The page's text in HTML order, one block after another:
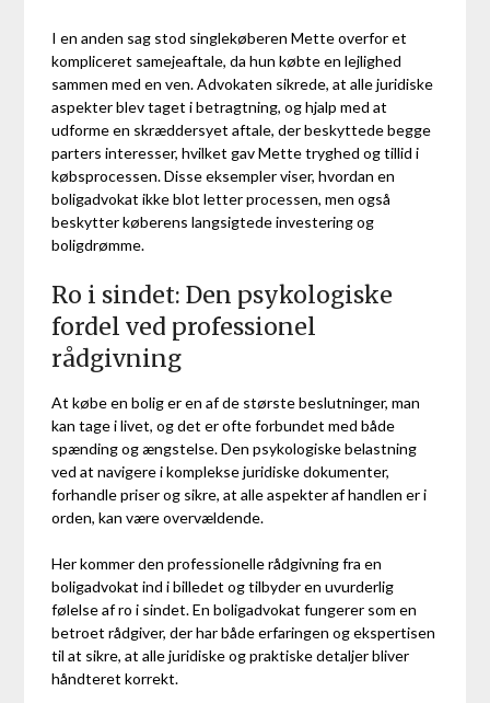
I en anden sag stod singlekøberen Mette overfor et
kompliceret samejeaftale, da hun købte en lejlighed
sammen med en ven. Advokaten sikrede, at alle juridiske
aspekter blev taget i betragtning, og hjalp med at
udforme en skræddersyet aftale, der beskyttede begge
parters interesser, hvilket gav Mette tryghed og tillid i
købsprocessen. Disse eksempler viser, hvordan en
boligadvokat ikke blot letter processen, men også
beskytter køberens langsigtede investering og
boligdrømme.
Ro i sindet: Den psykologiske
fordel ved professionel
rådgivning
At købe en bolig er en af de største beslutninger, man
kan tage i livet, og det er ofte forbundet med både
spænding og ængstelse. Den psykologiske belastning
ved at navigere i komplekse juridiske dokumenter,
forhandle priser og sikre, at alle aspekter af handlen er i
orden, kan være overvældende.
Her kommer den professionelle rådgivning fra en
boligadvokat ind i billedet og tilbyder en uvurderlig
følelse af ro i sindet. En boligadvokat fungerer som en
betroet rådgiver, der har både erfaringen og ekspertisen
til at sikre, at alle juridiske og praktiske detaljer bliver
håndteret korrekt.